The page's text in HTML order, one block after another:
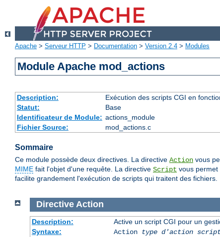
Apache > Serveur HTTP > Documentation > Version 2.4 > Modules
Module Apache mod_actions
Description:
Exécution des scripts CGI en
Statut:
Base
Identificateur de Module: actions_module
Fichier Source:
mod_actions.c
Sommaire
Ce module possède deux directives. La directive Action vous
MIME fait l'objet d'une requête. La directive Script vous permet
facilite grandement l'exécution de scripts qui traitent des fichiers.
Directive Action
Description:
Active un script CGI pour un
Syntaxe:
Action type d'action